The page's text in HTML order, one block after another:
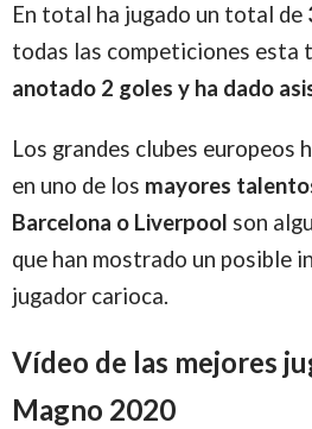
En total ha jugado un total de
todas las competiciones esta
anotado 2 goles y ha dado
Los grandes clubes europeos
en uno de los mayores
Barcelona o Liverpool son
que han mostrado un posible
jugador carioca.
Vídeo de las mejores
Magno 2020